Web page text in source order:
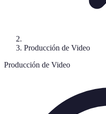
Producción de Video
Producción de Video